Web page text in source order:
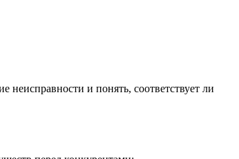
неисправности и понять, соответствует ли